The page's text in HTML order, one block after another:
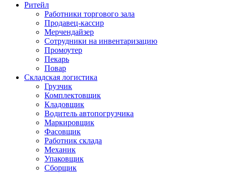
Ритейл
Работники торгового зала
Продавец-кассир
Мерчендайзер
Сотрудники на инвентаризацию
Промоутер
Пекарь
Повар
Складская логистика
Грузчик
Комплектовщик
Кладовщик
Водитель автопогрузчика
Маркировщик
Фасовщик
Работник склада
Механик
Упаковщик
Сборщик